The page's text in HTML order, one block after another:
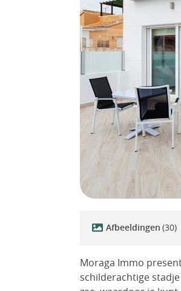
Afbeeldingen (30)
Moraga Immo
schilderachtige